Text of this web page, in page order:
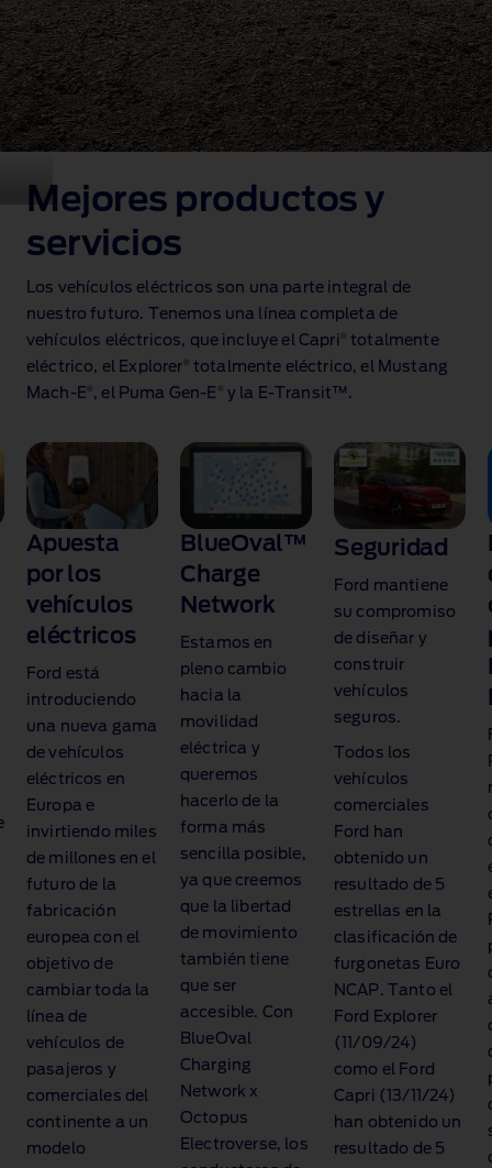
Mejores productos y
servicios
Los vehículos eléctricos son una parte integral de
nuestro futuro. Tenemos una línea completa de
vehículos eléctricos, que incluye el Capri
totalmente
eléctrico, el Explorer
totalmente eléctrico, el Mustang
Mach‑E , el Puma Gen‑E y la E‑Transit™.
Apuesta
por los
vehículos
eléctricos
Ford está
introduciendo
una nueva gama
de vehículos
eléctricos en
Europa e
invirtiendo miles
de millones en el
futuro de la
fabricación
europea con el
objetivo de
cambiar toda la
línea de
vehículos de
pasajeros y
comerciales del
continente a un
modelo
BlueOval™
Charge
Network
Estamos en
pleno cambio
hacia la
movilidad
eléctrica y
queremos
hacerlo de la
forma más
sencilla posible,
ya que creemos
que la libertad
de movimiento
también tiene
que ser
accesible. Con
BlueOval
Charging
Network x
Octopus
Electroverse, los
Seguridad
Ford mantiene
su compromiso
de diseñar y
construir
vehículos
seguros.
Todos los
vehículos
comerciales
Ford han
obtenido un
resultado de 5
estrellas en la
clasificación de
furgonetas Euro
NCAP. Tanto el
Ford Explorer
(11/09/24)
como el Ford
Capri (13/11/24)
han obtenido un
resultado de 5